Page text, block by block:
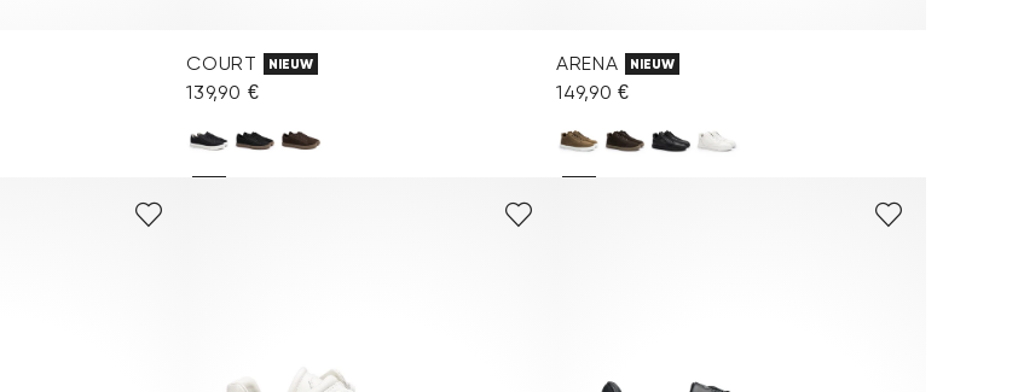
COURT NIEUW
139,90 €
ARENA NIEUW
149,90 €